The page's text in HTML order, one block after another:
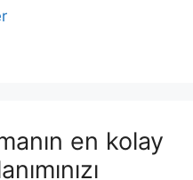
en kolay